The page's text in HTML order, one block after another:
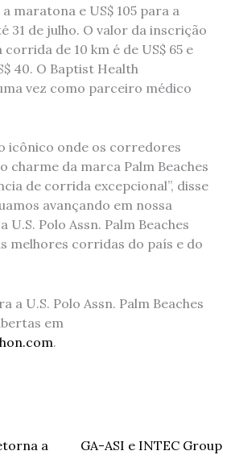
a maratona e US$ 105 para a
31 de julho. O valor da inscrição
de 10 km é de US$ 65 e
40. O Baptist Health
vez como parceiro médico
icônico onde os corredores
charme da marca Palm Beaches
de corrida excepcional”, disse
avançando em nossa
U.S. Polo Assn. Palm Beaches
melhores corridas do país e do
a U.S. Polo Assn. Palm Beaches
em
.
a
GA-ASI e INTEC Group